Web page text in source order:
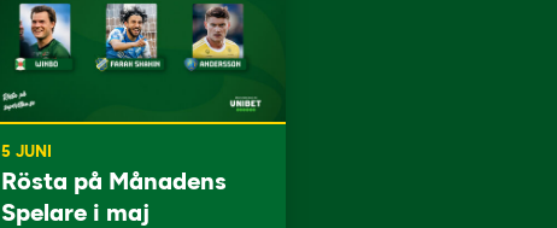
5 JUNI
Rösta på Månadens
Spelare i maj